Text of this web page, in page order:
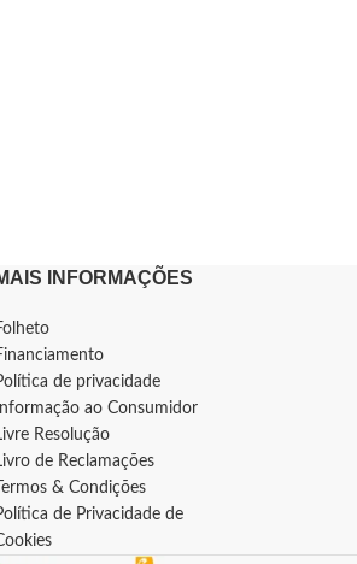
INFORMAÇÕES
de privacidade
Informação ao Consumidor
Resolução
de Reclamações
Termos & Condições
de Privacidade de